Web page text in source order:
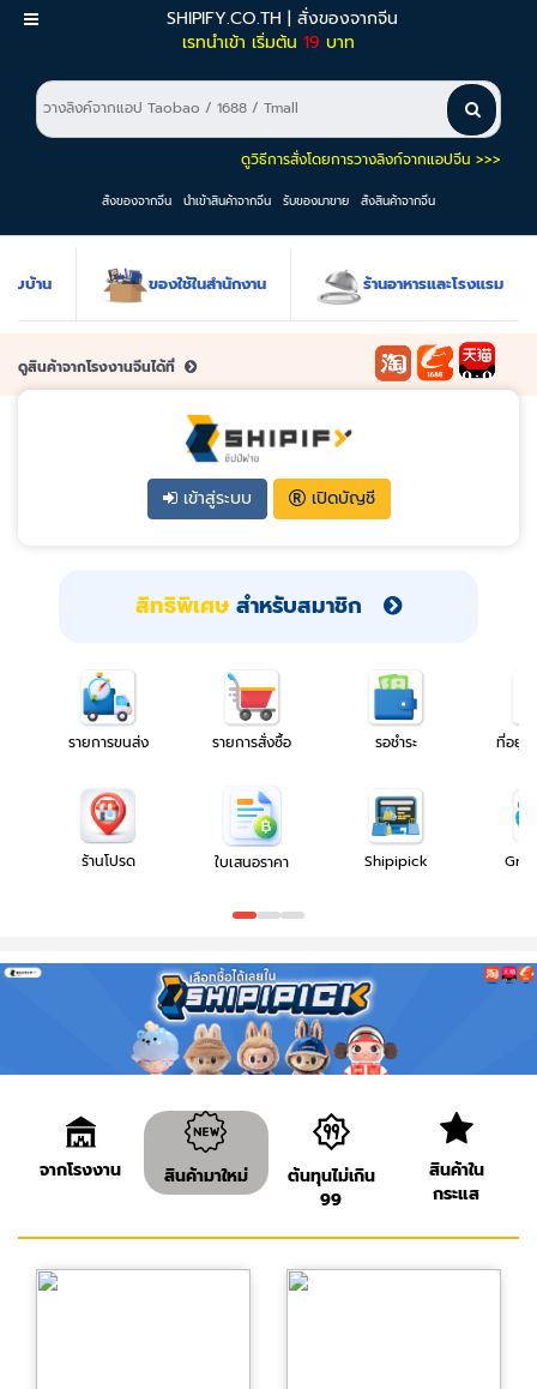
SHIPIFY.CO.TH | สั่งของจากจีน
เรทนำเข้า เริ่มต้น 19 บาท
เมนู
ดูวิธีการสั่งโดยการวางลิงก์จากแอปจีน >>>
สั่งของจากจีน นำเข้าสินค้าจากจีน รับของมาขาย สั่งสินค้าจากจีน
ของใช้ในสำนักงาน ร้านอาหารและโรงแรม ป้ายโ
ดูสินค้าจากโรงงานจีนได้ที่
เข้าสู่ระบบ เปิดบัญชี
สิทธิพิเศษ สำหรับสมาชิก
รายการขนส่ง รายการสั่งซื้อ รอชำระ ที่อยู่โ
ร้านโปรด ใบเสนอราคา Shipipick
จากโรงงาน สินค้ามาใหม่
ต้นทุนไม่เกิน
99
สินค้าใน
กระแส